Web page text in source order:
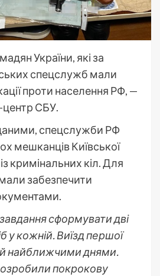
України, які за
спецслужб мали
проти населення РФ, —
центр СБУ.
спецслужби РФ
мешканців Київської
кримінальних кіл. Для
мали забезпечити
сформувати дві
у кожній. Виїзд першої
найближчими днями.
покрокову